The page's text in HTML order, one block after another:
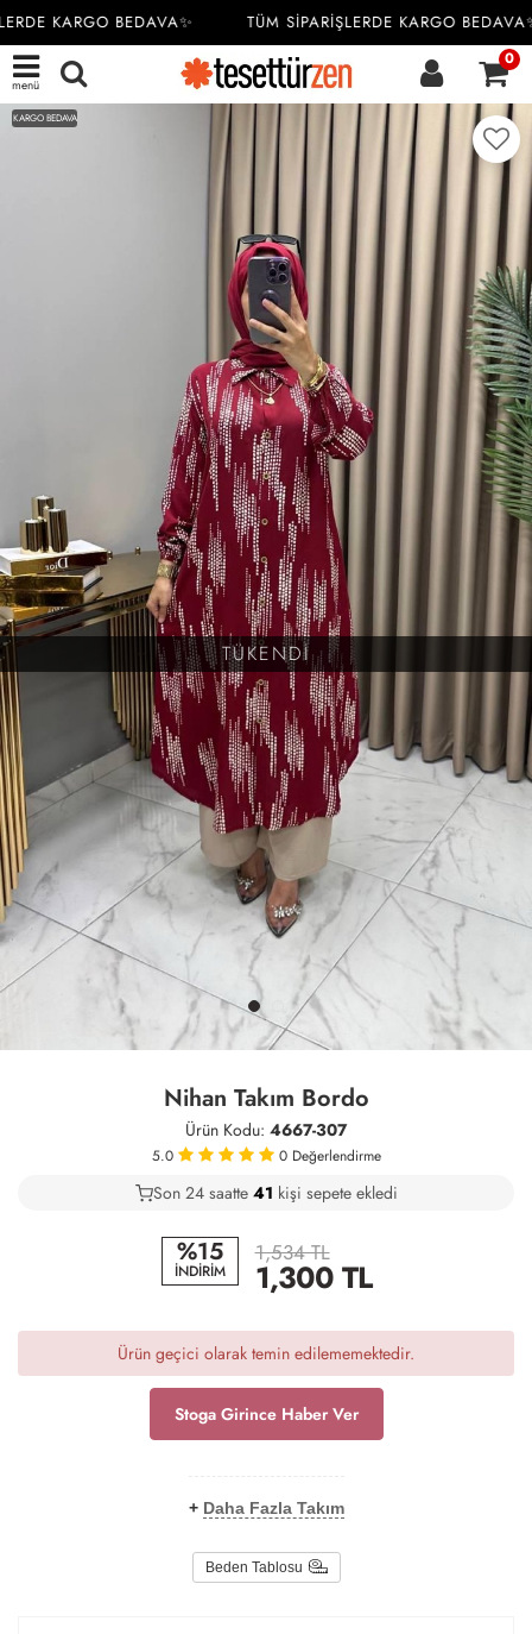
KARGO BEDAVA✨ TÜM SİPARİŞLERDE KARGO BEDAVA✨
menü
0
TÜKENDİ
KARGO BEDAVA
Nihan Takım Bordo
Ürün Kodu: 4667-307
5.0 0 Değerlendirme
23
Son 24 saatte 42 kişi sepete ekledi
9
%15
İNDİRİM
1,534 TL
1,300TL
Ürün geçici olarak temin edilememektedir.
Stoga Girince Haber Ver
+ Daha Fazla Takım
Beden Tablosu